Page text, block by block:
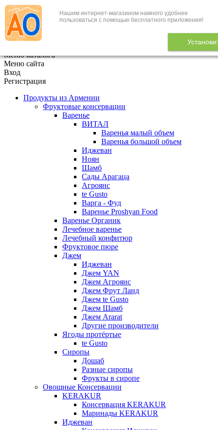
Нашим интернет-магазином намного удобнее
пользоваться с помощью бесплатного приложения!
+7 (495) 646-888-1
В корзине 0
Меню каталога
Меню сайта
Вход
Регистрация
Продукты из Армении
Фруктовые консервации
Варенье
ВИТАЛ
Варенья малый объем
Варенья большой объем
Иджеван
Ноян
Шамб
Сады Арагаца
Агроянс
te Gusto
Варга - Фуд
Варенье Proshyan Food
Варенье Органик
Лечебное варенье
Лечебный конфитюр
Фруктовое пюре
Джем
Иджеван
Джем YAN
Джем Агроянс
Джем Фрут Ланд
Джем te Gusto
Джем Шамб
Джем Ararat
Другие производители
Ягоды протёртые
te Gusto
Сиропы
Дошаб
Разные сиропы
Фрукты в сиропе
Овощные Консервации
KERAKUR
Консервация KERAKUR
Маринады KERAKUR
Иджеван